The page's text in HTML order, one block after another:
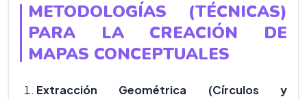
METODOLOGÍAS (TÉCNICAS)
PARA LA CREACIÓN DE
MAPAS CONCEPTUALES
Extracción Geométrica (Círculos y